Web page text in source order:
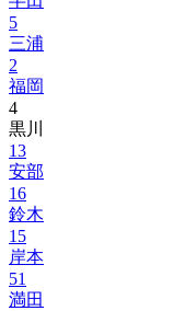
5
三浦
2
福岡
4
黒川
13
安部
16
鈴木
15
岸本
51
満田